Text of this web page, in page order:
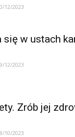
12/2023
się w ustach
12/2023
Zrób jej
10/2023